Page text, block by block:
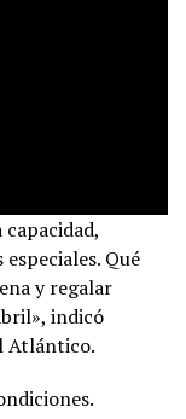
Qué
y regalar
indicó
Atlántico.